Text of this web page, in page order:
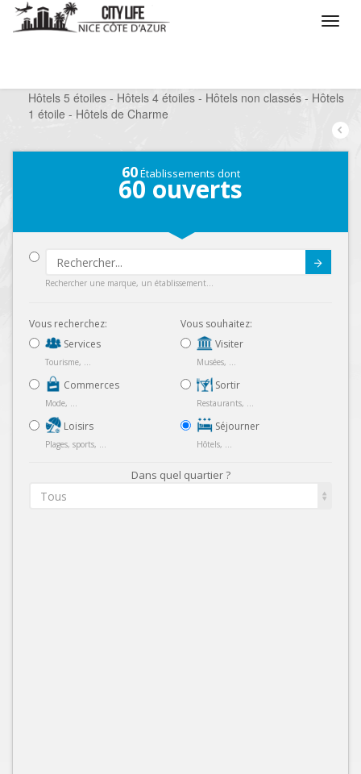
Hôtels 5 étoiles - Hôtels 4 étoiles - Hôtels non classés - Hôtels
1 étoile - Hôtels de Charme
60Établissements dont
60 ouverts
Rechercher une marque, un établissement...
Vous recherchez:
Services
Tourisme, ...
Commerces
Mode, ...
Loisirs
Plages, sports, ...
Vous souhaitez:
Visiter
Musées, ...
Sortir
Restaurants, ...
Séjourner
Hôtels, ...
Dans quel quartier ?
Tous